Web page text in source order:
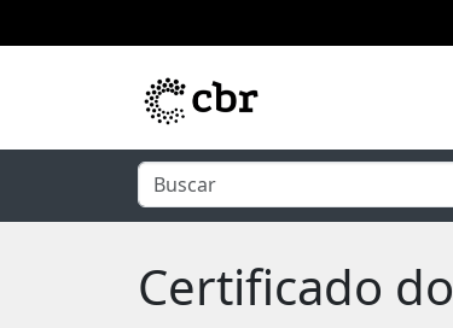
Certificado